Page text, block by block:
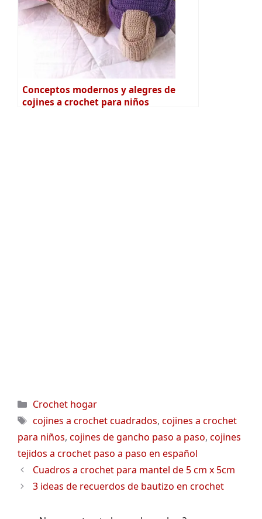
Conceptos modernos y alegres de
cojines a crochet para niños
Categorías
Crochet hogar
Etiquetas
cojines a crochet cuadrados, cojines a crochet
para niños, cojines de gancho paso a paso, cojines
tejidos a crochet paso a paso en español
Cuadros a crochet para mantel de 5 cm x 5cm
3 ideas de recuerdos de bautizo en crochet